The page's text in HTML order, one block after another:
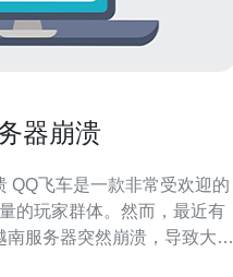
器崩溃
的玩家群体。然而，最近有
南服务器突然崩溃，导致大量